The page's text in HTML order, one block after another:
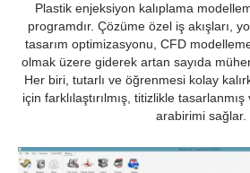
Plastik enjeksiyon kalıplama
programdır. Çözüme özel iş akışları,
tasarım optimizasyonu, CFD
olmak üzere giderek artan sayıda
Her biri, tutarlı ve öğrenmesi kolay
için farklılaştırılmış, titizlikle
arabirimi sağlar.